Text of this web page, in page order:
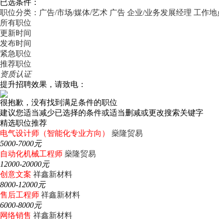
已选条件：
职位分类：广告/市场/媒体/艺术 广告 企业/业务发展经理 工作
所有职位
更新时间
发布时间
紧急职位
推荐职位
资质认证
提升招聘效果，请致电：
很抱歉，没有找到满足条件的职位
建议您适当减少已选择的条件或适当删减或更改搜索关键字
精选职位推荐
电气设计师（智能化专业方向）
燊隆贸易
5000-7000元
自动化机械工程师 燊隆贸易
12000-20000元
创意文案 祥鑫新材料
8000-12000元
售后工程师 祥鑫新材料
6000-8000元
网络销售 祥鑫新材料